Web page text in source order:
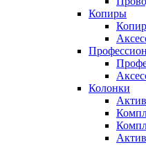
Копиры
Колонки